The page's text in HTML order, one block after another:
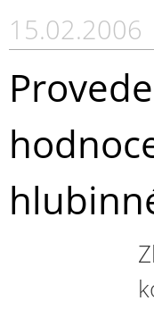
15.02.2006